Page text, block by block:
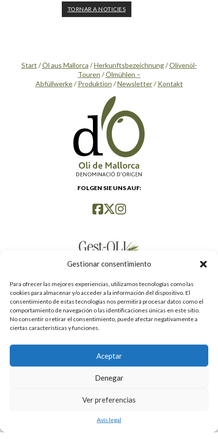
Gestionar consentimiento
Para ofrecer las mejores experiencias, utilizamos tecnologías como las
cookies para almacenar y/o acceder a la información del dispositivo. El
consentimiento de estas tecnologías nos permitirá procesar datos como el
comportamiento de navegación o las identificaciones únicas en este sitio.
No consentir o retirar el consentimiento, puede afectar negativamente a
ciertas características y funciones.
Aceptar
Denegar
Ver preferencias
Avís legal
TORNAR A NOTICIES
Start /Öl aus Mallorca /Herkunftsbezeichnung/Olivenöl-
Touren /Ölmühlen –
Abfüllwerke/ Produktion /Newsletter/ Kontakt
FOLGEN SIE UNS AUF:
Avís legal